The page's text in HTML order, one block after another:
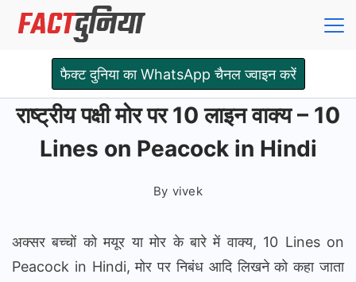
Skip
content
Fact
Dunia
फैक्ट दुनिया का WhatsApp चैनल ज्वाइन करें
राष्ट्रीय पक्षी मोर पर 10 लाइन वाक्य – 10
Lines on Peacock in Hindi
By vivek
अक्सर बच्चों को मयूर या मोर के बारे में वाक्य, 10 Lines on
Peacock in Hindi, मोर पर निबंध आदि लिखने को कहा जाता